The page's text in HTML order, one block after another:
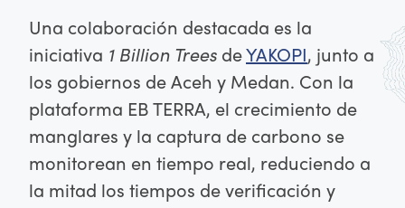
Una colaboración destacada es la
iniciativa 1 Billion Trees deYAKOPI, junto a
los gobiernos de Aceh y Medan. Con la
plataforma EB TERRA, el crecimiento de
manglares y la captura de carbono se
monitorean en tiempo real, reduciendo a
la mitad los tiempos de verificación y